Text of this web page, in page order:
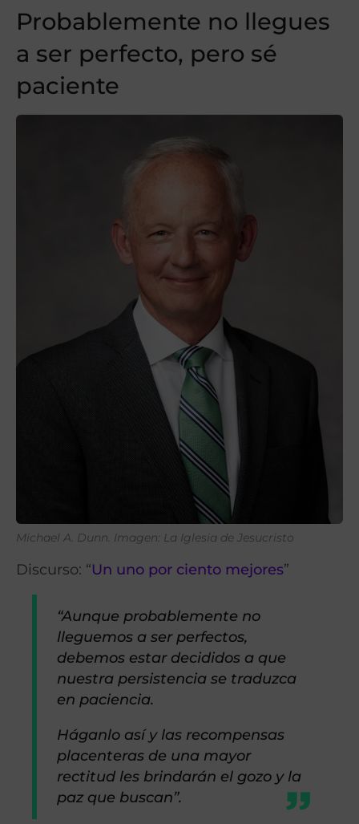
Probablemente no llegues
a ser perfecto, pero sé
paciente
Michael A. Dunn. Imagen: La Iglesia de Jesucristo
Discurso: “Un uno por ciento mejores”
“Aunque probablemente no
lleguemos a ser perfectos,
debemos estar decididos a que
nuestra persistencia se traduzca
en paciencia.
Háganlo así y las recompensas
placenteras de una mayor
rectitud les brindarán el gozo y la
paz que buscan”.